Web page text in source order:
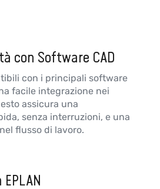
con Software CAD
con i principali software
facile integrazione nei
assicura una
senza interruzioni, e una
flusso di lavoro.